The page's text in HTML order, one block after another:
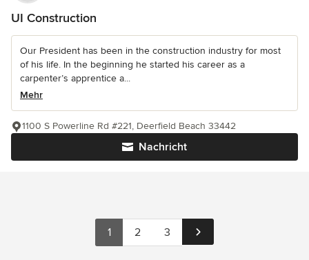
UI Construction
Our President has been in the construction industry for most
of his life. In the beginning he started his career as a
carpenter’s apprentice a...
Mehr
Nachricht
1100 S Powerline Rd #221, Deerfield Beach 33442
1 2 3